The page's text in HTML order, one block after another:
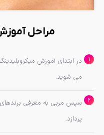
مراحل
در ابتدای آموزش
می شوید.
سپس مربی به معرفی برندهای
پردازد.